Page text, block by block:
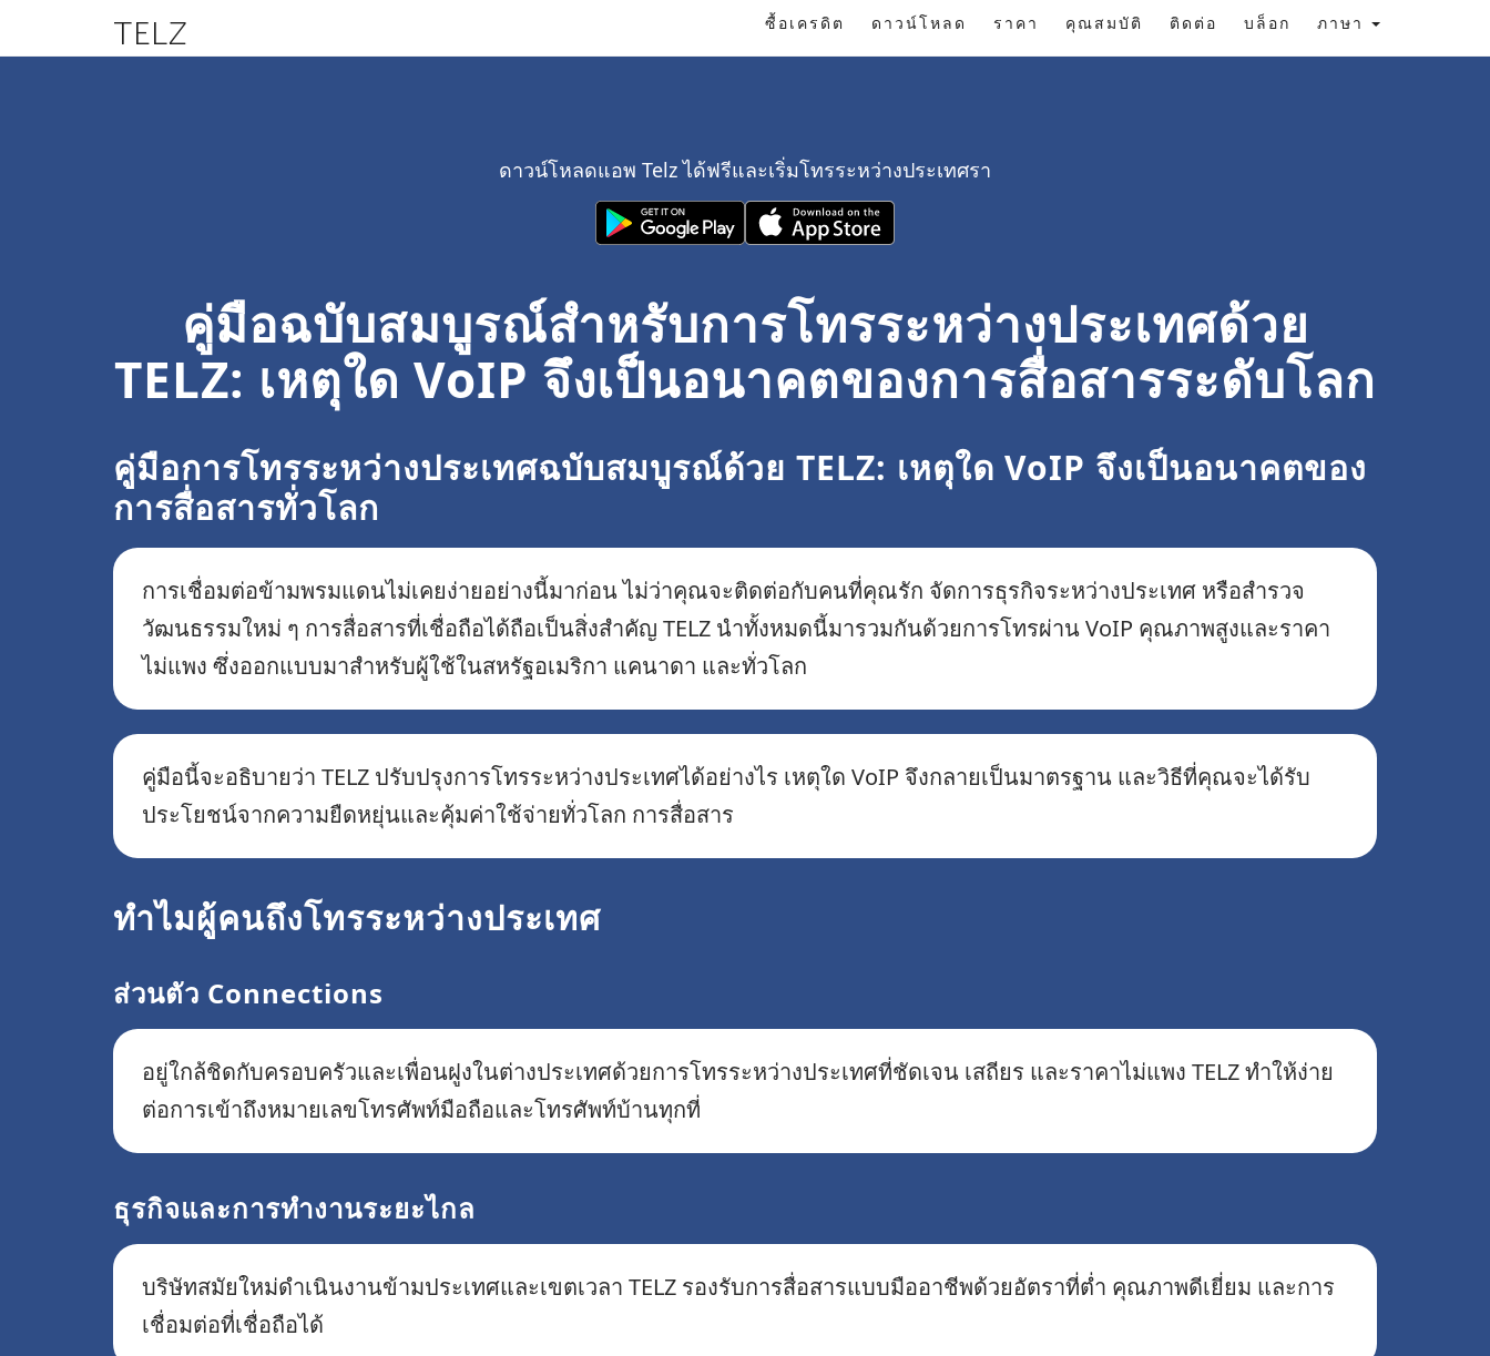
TELZ ซื้อเครดิต ดาวน์โหลด ราคา คุณสมบัติ ติดต่อ บล็อก ภาษา
ดาวน์โหลดแอพ Telz ได้ฟรีและเริ่มโทรระหว่างประเทศรา
คู่มือฉบับสมบูรณ์สำหรับการโทรระหว่างประเทศด้วย
TELZ: เหตุใด VoIP จึงเป็นอนาคตของการสื่อสารระดับโลก
คู่มือการโทรระหว่างประเทศฉบับสมบูรณ์ด้วย TELZ: เหตุใด VoIP จึงเป็นอนาคตของ
การสื่อสารทั่วโลก
การเชื่อมต่อข้ามพรมแดนไม่เคยง่ายอย่างนี้มาก่อน ไม่ว่าคุณจะติดต่อกับคนที่คุณรัก จัดการธุรกิจระหว่างประเทศ หรือสำรวจ
วัฒนธรรมใหม่ ๆ การสื่อสารที่เชื่อถือได้ถือเป็นสิ่งสำคัญ TELZ นำทั้งหมดนี้มารวมกันด้วยการโทรผ่าน VoIP คุณภาพสูงและราคา
ไม่แพง ซึ่งออกแบบมาสำหรับผู้ใช้ในสหรัฐอเมริกา แคนาดา และทั่วโลก
คู่มือนี้จะอธิบายว่า TELZ ปรับปรุงการโทรระหว่างประเทศได้อย่างไร เหตุใด VoIP จึงกลายเป็นมาตรฐาน และวิธีที่คุณจะได้รับ
ประโยชน์จากความยืดหยุ่นและคุ้มค่าใช้จ่ายทั่วโลก การสื่อสาร
ทำไมผู้คนถึงโทรระหว่างประเทศ
ส่วนตัว Connections
อยู่ใกล้ชิดกับครอบครัวและเพื่อนฝูงในต่างประเทศด้วยการโทรระหว่างประเทศที่ชัดเจน เสถียร และราคาไม่แพง TELZ ทำให้ง่าย
ต่อการเข้าถึงหมายเลขโทรศัพท์มือถือและโทรศัพท์บ้านทุกที่
ธุรกิจและการทำงานระยะไกล
บริษัทสมัยใหม่ดำเนินงานข้ามประเทศและเขตเวลา TELZ รองรับการสื่อสารแบบมืออาชีพด้วยอัตราที่ต่ำ คุณภาพดีเยี่ยม และการ
เชื่อมต่อที่เชื่อถือได้